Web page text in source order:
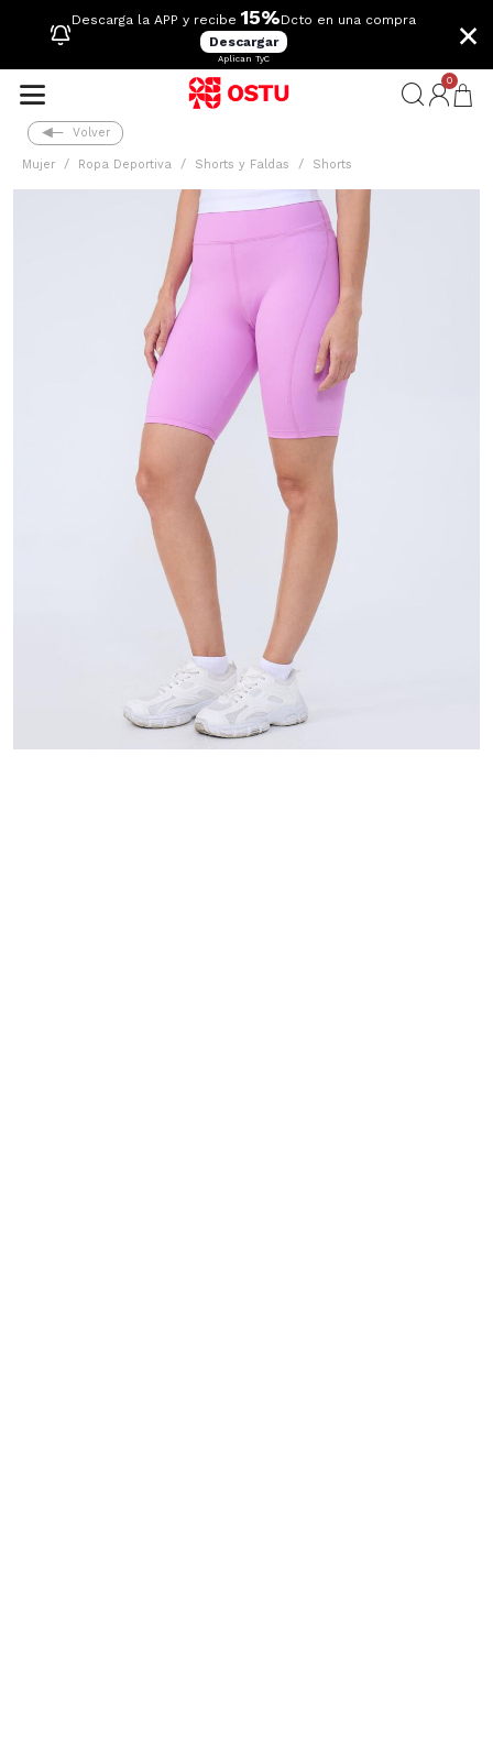
Descarga la APP y recibe 15%Dcto en una compra
Descargar
Aplican TyC
×
0
Volver
Mujer Ropa Deportiva Shorts y Faldas Shorts